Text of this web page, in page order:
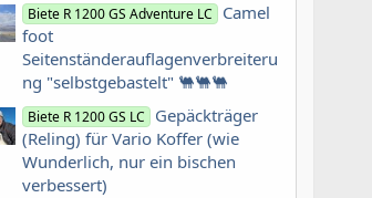
Biete R 1200 GS Adventure LC
Camel
foot
Seitenständerauflagenverbreiteru
ng "selbstgebastelt" 🐫🐫🐫
Biete R 1200 GS LC
Gepäckträger
(Reling) für Vario Koffer (wie
Wunderlich, nur ein bischen
verbessert)